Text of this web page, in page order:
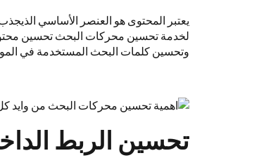
يعتبر المحتوى هو العنصر الأساسي
لخدمة تحسين محركات البحث تحسين
وتحسين كلمات البحث المستخدمة في
تحسين الربط